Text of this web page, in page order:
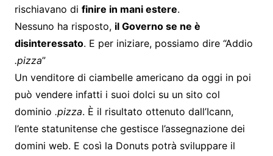
rischiavano di finire in mani estere.
Nessuno ha risposto, il Governo se ne è
disinteressato. E per iniziare, possiamo dire “Addio
.pizza”
Un venditore di ciambelle americano da oggi in poi
può vendere infatti i suoi dolci su un sito col
dominio .pizza. È il risultato ottenuto dall’Icann,
l’ente statunitense che gestisce l’assegnazione dei
domini web. E così la Donuts potrà sviluppare il